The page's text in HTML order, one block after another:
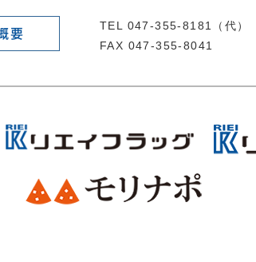
要
TEL 047-355-8181（代）
FAX 047-355-8041